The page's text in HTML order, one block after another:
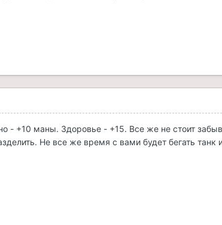
- +10 маны. Здоровье - +15. Все же не стоит
Не все же время с вами будет бегать танк